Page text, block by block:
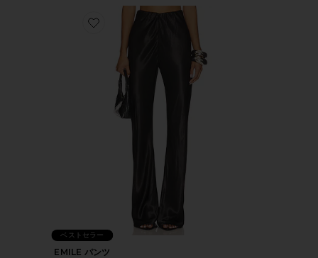
Favorite EMILE パンツ
ベストセラー
EMILE パンツ